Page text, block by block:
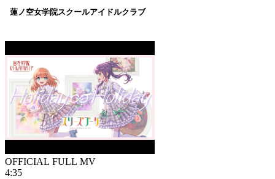
蓮ノ空女学院スクールアイドルクラブ
OFFICIAL FULL MV
4:35